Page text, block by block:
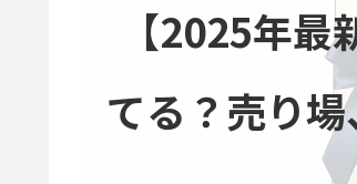
【2025年
てる？売り